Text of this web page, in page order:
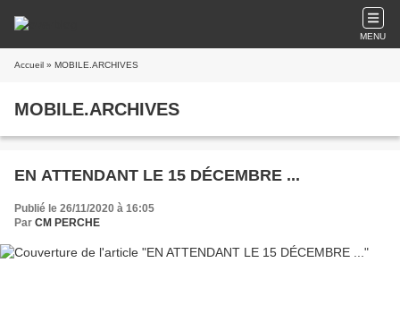
MENU
Accueil » MOBILE.ARCHIVES
MOBILE.ARCHIVES
EN ATTENDANT LE 15 DÉCEMBRE ...
Publié le 26/11/2020 à 16:05
Par CM PERCHE